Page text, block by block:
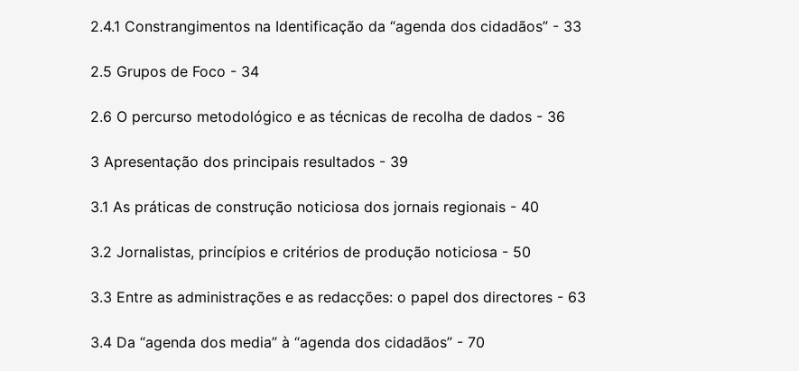
2.4.1 Constrangimentos na Identificação da “agenda dos cidadãos” - 33
2.5 Grupos de Foco - 34
2.6 O percurso metodológico e as técnicas de recolha de dados - 36
3 Apresentação dos principais resultados - 39
3.1 As práticas de construção noticiosa dos jornais regionais - 40
3.2 Jornalistas, princípios e critérios de produção noticiosa - 50
3.3 Entre as administrações e as redacções: o papel dos directores - 63
3.4 Da “agenda dos media” à “agenda dos cidadãos” - 70